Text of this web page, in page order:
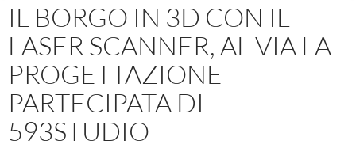
IL BORGO IN 3D CON IL
LASER SCANNER, AL VIA LA
PROGETTAZIONE
PARTECIPATA DI
593STUDIO